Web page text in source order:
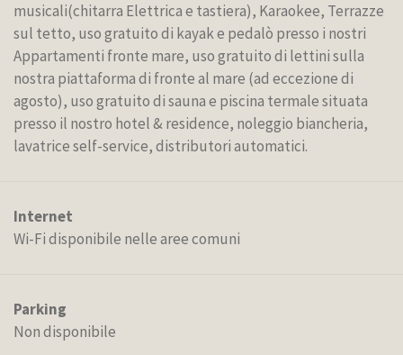
musicali(chitarra Elettrica e tastiera), Karaokee, Terrazze
sul tetto, uso gratuito di kayak e pedalò presso i nostri
Appartamenti fronte mare, uso gratuito di lettini sulla
nostra piattaforma di fronte al mare (ad eccezione di
agosto), uso gratuito di sauna e piscina termale situata
presso il nostro hotel & residence, noleggio biancheria,
lavatrice self-service, distributori automatici.
Internet
Wi-Fi disponibile nelle aree comuni
Parking
Non disponibile